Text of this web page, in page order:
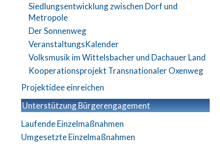
Siedlungsentwicklung zwischen Dorf und
Metropole
Der Sonnenweg
VeranstaltungsKalender
Volksmusik im Wittelsbacher und Dachauer Land
Kooperationsprojekt Transnationaler Oxenweg
Projektidee einreichen
Unterstützung Bürgerengagement
Laufende Einzelmaßnahmen
Umgesetzte Einzelmaßnahmen